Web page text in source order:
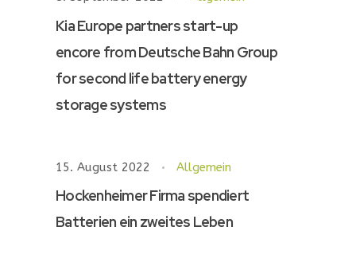
Kia Europe partners start-up
encore from Deutsche Bahn Group
for second life battery energy
storage systems
15. August 2022 Allgemein
Hockenheimer Firma spendiert
Batterien ein zweites Leben